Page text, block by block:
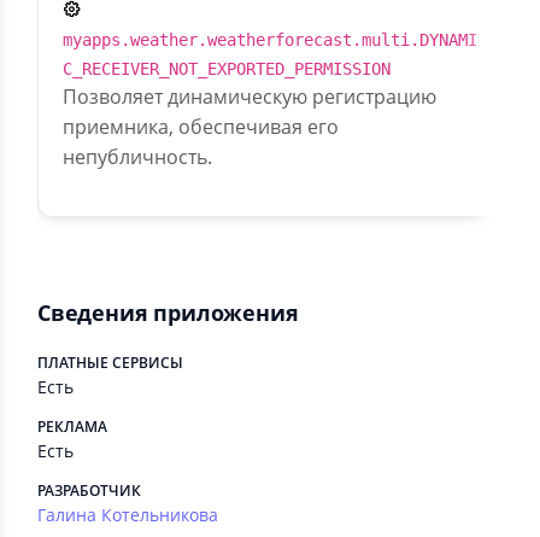
myapps.weather.weatherforecast.multi.DYNAMI
C_RECEIVER_NOT_EXPORTED_PERMISSION
Позволяет динамическую регистрацию
приемника, обеспечивая его
непубличность.
Сведения приложения
ПЛАТНЫЕ СЕРВИСЫ
Есть
РЕКЛАМА
Есть
РАЗРАБОТЧИК
Галина Котельникова